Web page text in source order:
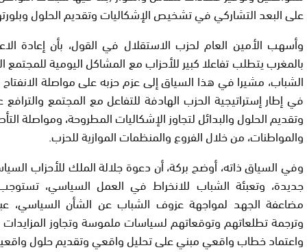
على البعد التشاركي في تشخيص الإشكاليات وتقديم الحلول
وأسهب الأمين العام لحزب الاستقلال في القول، بأن إعادة
بالمغرب يتطلب تفاعلا كبير للأحزاب مع المشاكل اليومية للمجتمع
الشباب، مشيرا في هذا السياق إلى عزم حزبه على مواصلة
في إطار إستراتيجية الحزب الهادفة للتفاعل مع المجتمع
وتقديم الحلول والبدائل لتجاوز الإشكاليات المطروحة، ومواصلة
والمواطنات، من خلال الفروع والمنظمات الموازية للحزب.
وفي السياق ذاته، أوضح بركة، أن دعوة جلالة الملك للأحزاب
جديدة، وتعبئة الشباب للانخراط في العمل السياسي،
مضاعفة الجهد لمواجهة عزوف الشباب عن الشأن السياسي،
وترجمة تطلعاتهم وتوقعاتهم لسياسات ملموسة وتجاوز
واعتماد خطاب واقعي مبني على تحليل واقعي وتقديم حلول